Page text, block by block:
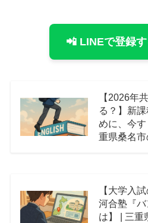
📲 LINEで登録す
【2026年
る？】新
めに、今
重県桑名
【大学入
河合塾『
は】 | 三重